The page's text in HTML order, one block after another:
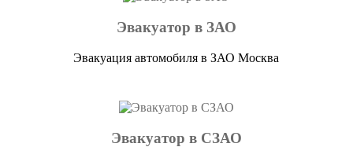
Эвакуатор в ЗАО
Эвакуация автомобиля в ЗАО Москва
Эвакуатор в СЗАО